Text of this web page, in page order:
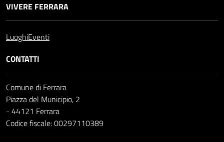
VIVERE FERRARA
LuoghiEventi
CONTATTI
Comune di Ferrara
Piazza del Municipio, 2
- 44121 Ferrara
Codice fiscale: 00297110389